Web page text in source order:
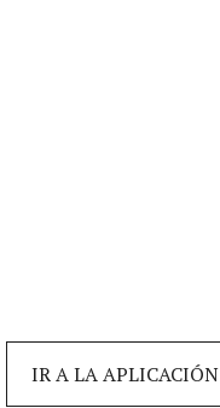
IR A LA APLICACIÓN